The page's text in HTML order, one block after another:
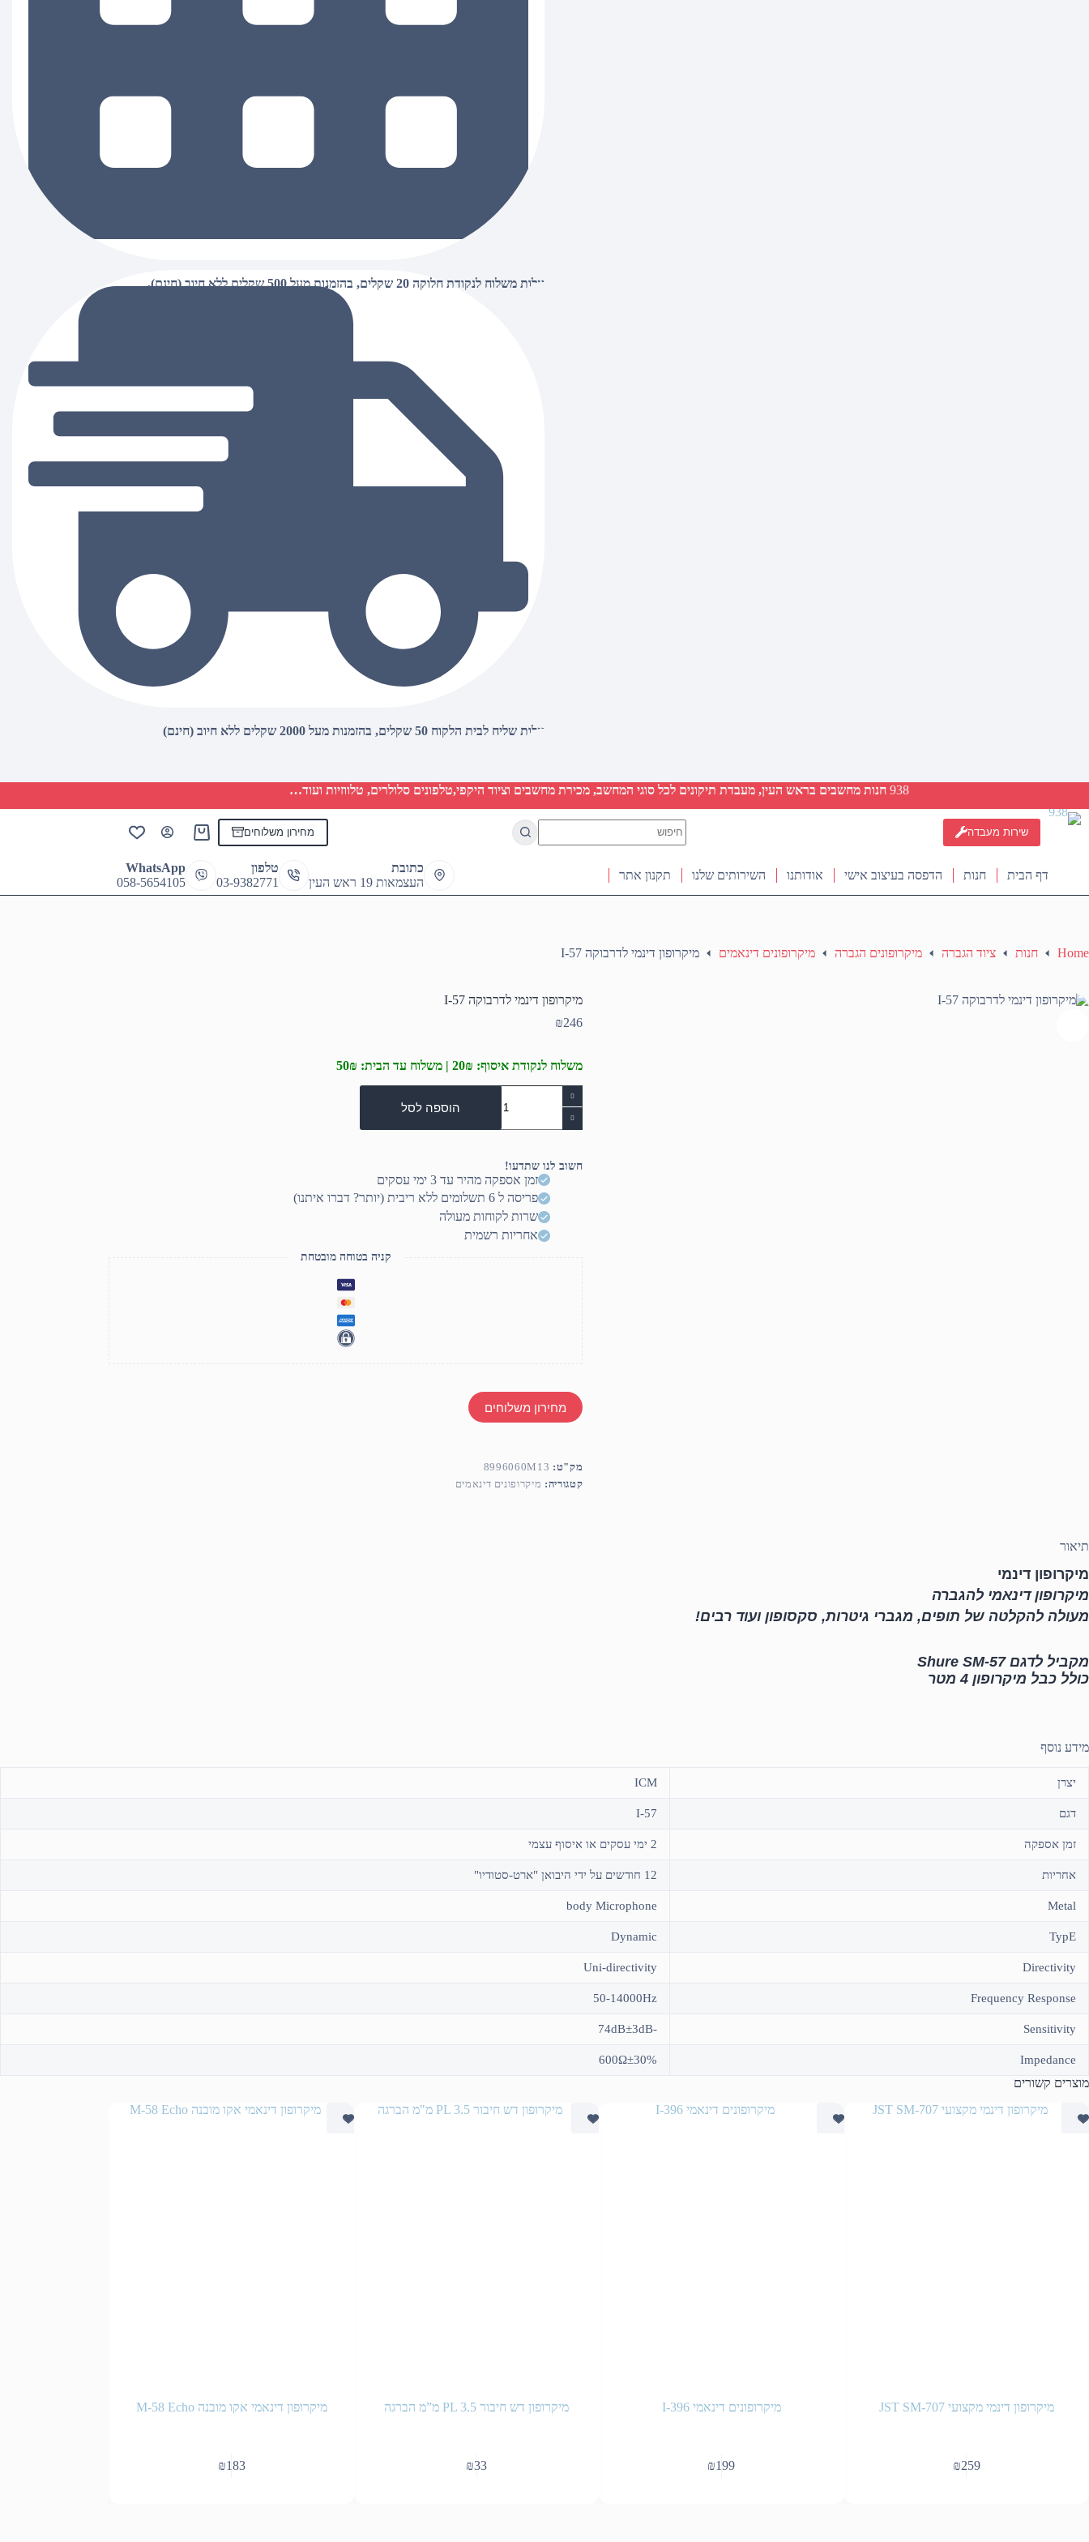
עלות משלוח לנקודת חלוקה 20 שקלים, בהזמנות מעל 500 שקלים ללא חיוב (חינם),
עלות שליח לבית הלקוח 50 שקלים, בהזמנות מעל 2000 שקלים ללא חיוב (חינם)
938 חנות מחשבים בראש העין, מעבדת תיקונים לכל סוגי המחשב, מכירת מחשבים וציוד היקפי,טלפונים סלולרים, טלווזיות ועוד…
שירות מעבדה
results
מחירון משלוחים
Shopping
דף הבית
חנות הדפסה בעיצוב אישי אודותנו השירותים שלנו תקנון אתר
כתובת
העצמאות 19 ראש העין
טלפון
03-9382771
WhatsApp
058-5654105
Home חנות ציוד הגברה מיקרופונים הגברה מיקרופונים דינאמים מיקרופון דינמי לדרבוקה I-57
מיקרופון דינמי לדרבוקה I-57
₪246
משלוח לנקודת איסוף: 20₪ | משלוח עד הבית: 50₪
כמות
של
מיקרופון
דינמי
I-
57
הוספה לסל
חשוב לנו שתדעו!
זמן אספקה מהיר עד 3 ימי עסקים
פריסה ל 6 תשלומים ללא ריבית (יותר? דברו איתנו)
שרות לקוחות מעולה
אחריות רשמית
קניה בטוחה מובטחת
מחירון משלוחים
מק"ט: 8996060M13
קטגוריה: מיקרופונים דינאמים
תיאור
מיקרופון דינמי
מיקרופון דינאמי להגברה
מעולה להקלטה של תופים, מגברי גיטרות, סקסופון ועוד רבים!
מקביל לדגם Shure SM-57
כולל כבל מיקרופון 4 מטר
מידע נוסף
יצרן ICM
דגם I-57
זמן אספקה 2 ימי עסקים או איסוף עצמי
אחריות 12 חודשים על ידי היבואן "ארט-סטודיו"
Metal
body Microphone
TypE
Dynamic
Directivity
Uni-directivity
Frequency Response
50-14000Hz
Sensitivity
-74dB±3dB
Impedance
600Ω±30%
מוצרים קשורים
מיקרופון דינמי מקצועי JST SM-707
₪259
מיקרופונים דינאמי I-396
₪199
מיקרופון דש חיבור PL 3.5 מ”מ הברגה
₪33
מיקרופון דינאמי אקו מובנה M-58 Echo
₪183